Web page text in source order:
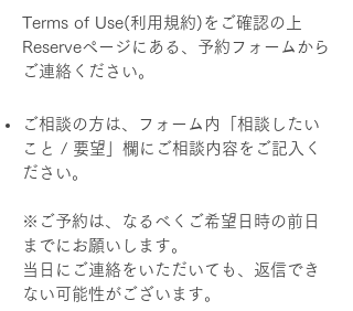
Terms of Use(利用規約)をご確認の上
Reserveページにある、予約フォームから
ご連絡ください。
ご相談の方は、フォーム内「相談したい
こと / 要望」欄にご相談内容をご記入く
ださい。
※ご予約は、なるべくご希望日時の前日
までにお願いします。
​当日にご連絡をいただいても、返信でき
ない可能性がございます。